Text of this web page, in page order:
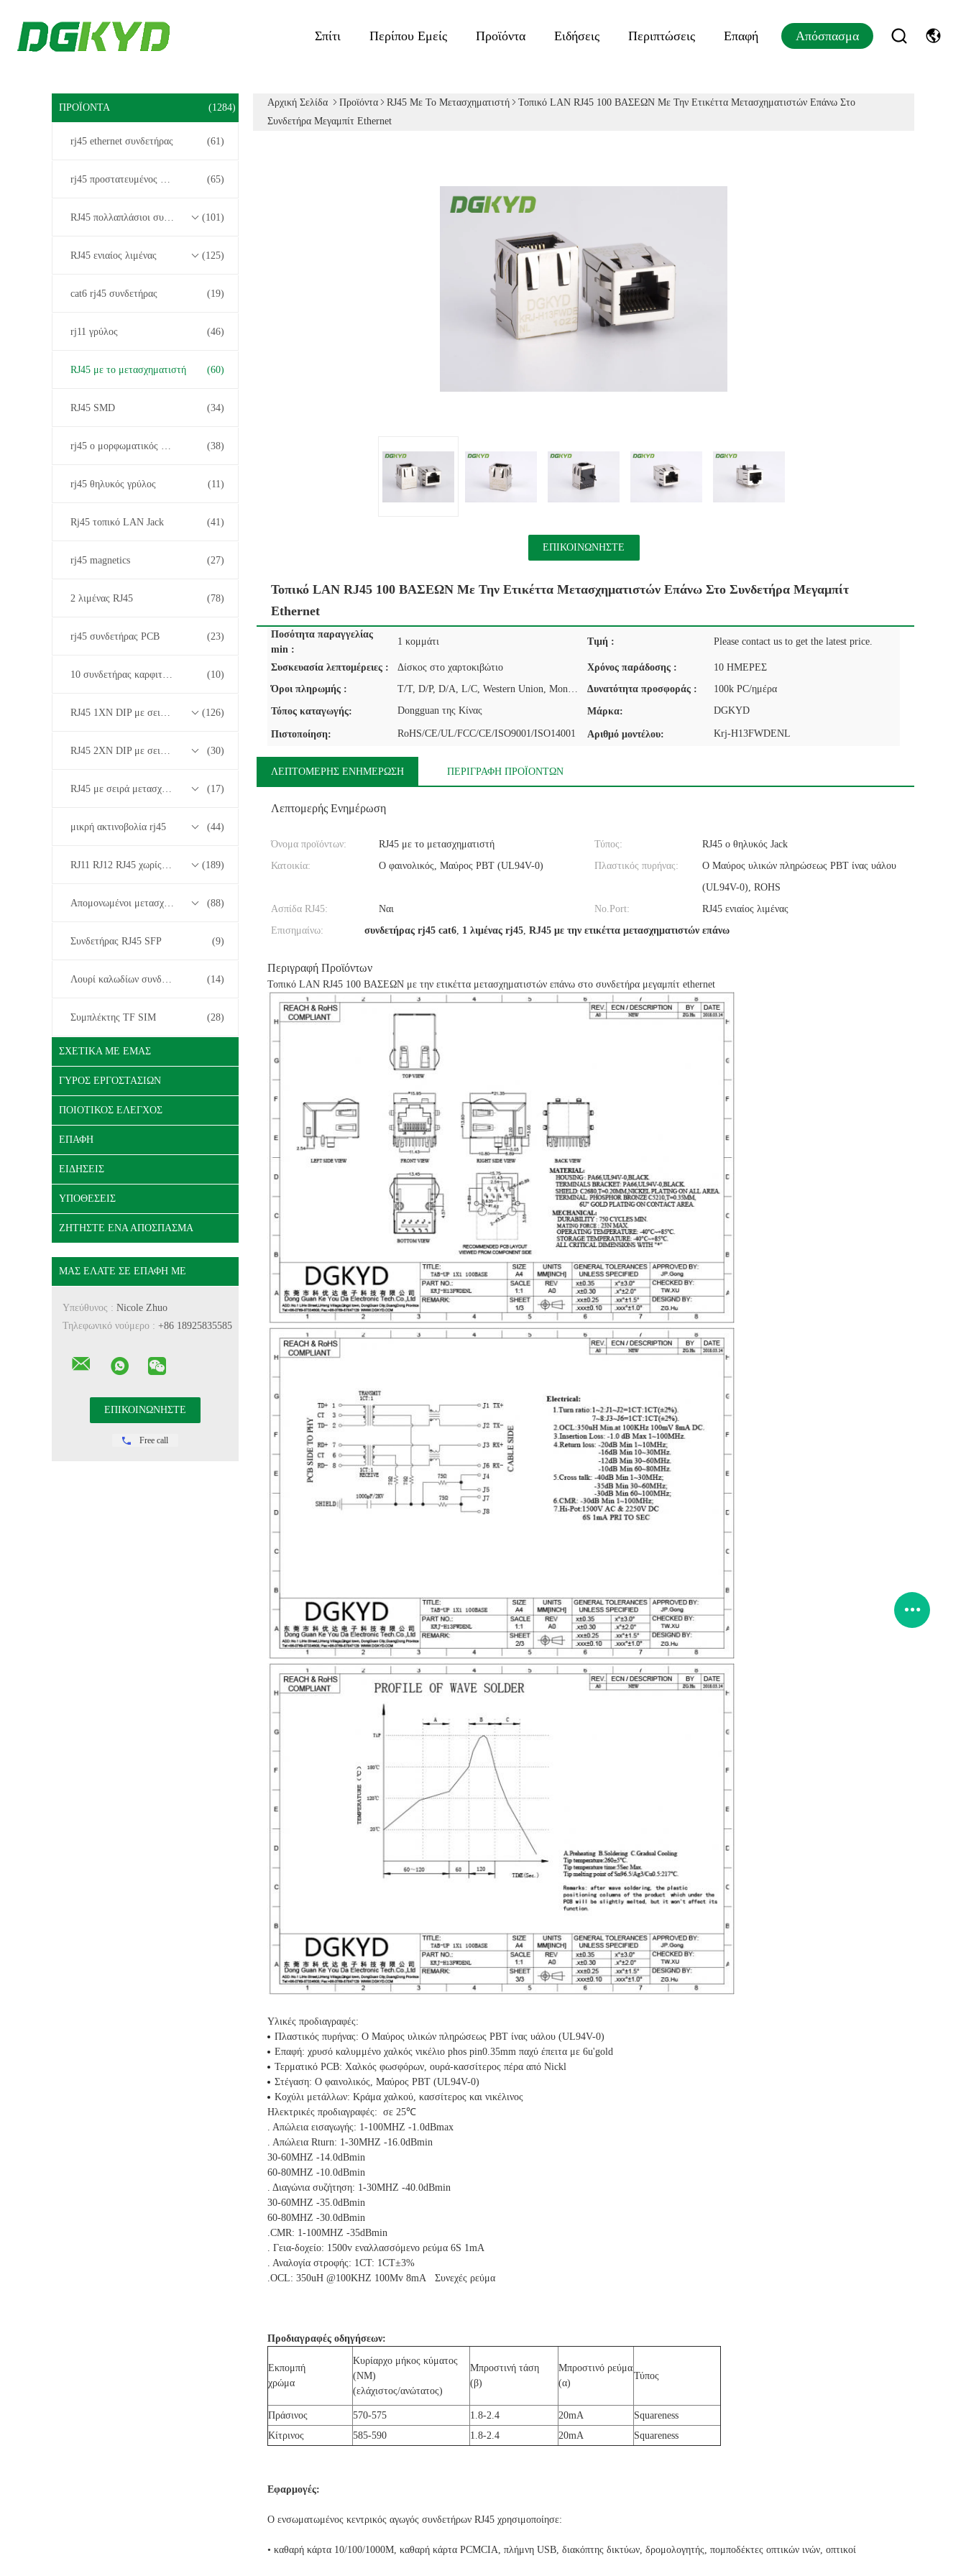
Σπίτι Περίπου Εμείς Προϊόντα Ειδήσεις Περιπτώσεις Επαφή Απόσπασμα
ΠΡΟΪΌΝΤΑ (1284)
rj45 ethernet συνδετήρας (61)
rj45 προστατευμένος συνδετήρας (65)
RJ45 πολλαπλάσιοι συνδετήρες λιμένων (101)
RJ45 ενιαίος λιμένας (125)
cat6 rj45 συνδετήρας (19)
rj11 γρύλος (46)
RJ45 με το μετασχηματιστή (60)
RJ45 SMD (34)
rj45 ο μορφωματικός Jack (38)
rj45 θηλυκός γρύλος (11)
Rj45 τοπικό LAN Jack (41)
rj45 magnetics (27)
2 λιμένας RJ45 (78)
rj45 συνδετήρας PCB (23)
10 συνδετήρας καρφιτσών RJ45 (10)
RJ45 1XN DIP με σειρά μετασχηματιστών βάσης-T 10/100/1000M (126)
RJ45 2XN DIP με σειρά μετασχηματιστών βάσης-T 10/100/1000M (30)
RJ45 με σειρά μετασχηματιστών 2.5G/5G/10G Base-T (17)
μικρή ακτινοβολία rj45 (44)
RJ11 RJ12 RJ45 χωρίς σειρά μετασχηματιστών (189)
Απομονωμένοι μετασχηματιστές (88)
Συνδετήρας RJ45 SFP (9)
Λουρί καλωδίων συνδετήρων (14)
Συμπλέκτης TF SIM (28)
ΣΧΕΤΙΚΆ ΜΕ ΕΜΆΣ
ΓΎΡΟΣ ΕΡΓΟΣΤΑΣΊΩΝ
ΠΟΙΟΤΙΚΌΣ ΈΛΕΓΧΟΣ
ΕΠΑΦΉ
ΕΙΔΉΣΕΙΣ
ΥΠΟΘΈΣΕΙΣ
ΖΗΤΉΣΤΕ ΈΝΑ ΑΠΌΣΠΑΣΜΑ
ΜΑΣ ΕΛΆΤΕ ΣΕ ΕΠΑΦΉ ΜΕ
Υπεύθυνος : Nicole Zhuo
Τηλεφωνικό νούμερο : +86 18925835585
Free call
Αρχική Σελίδα Προϊόντα RJ45 Με Το Μετασχηματιστή
Τοπικό LAN RJ45 100 ΒΑΣΕΩΝ Με Την Ετικέττα Μετασχηματιστών Επάνω Στο
Συνδετήρα Μεγαμπίτ Ethernet
ΕΠΙΚΟΙΝΩΝΉΣΤΕ
Τοπικό LAN RJ45 100 ΒΑΣΕΩΝ Με Την Ετικέττα Μετασχηματιστών Επάνω Στο Συνδετήρα Μεγαμπίτ
Ethernet
Ποσότητα παραγγελίας
min :
1 κομμάτι Τιμή : Please contact us to get the latest price.
Συσκευασία λεπτομέρειες : Δίσκος στο χαρτοκιβώτιο Χρόνος παράδοσης :
10 ΗΜΕΡΕΣ
Όροι πληρωμής :
T/T, D/P, D/A, L/C, Western Union, MoneyGram Δυνατότητα προσφοράς : 100k PC/ημέρα
Τόπος καταγωγής: Dongguan της Κίνας Μάρκα: DGKYD
Πιστοποίηση: RoHS/CE/UL/FCC/CE/ISO9001/ISO14001 Αριθμό μοντέλου: Krj-H13FWDENL
ΛΕΠΤΟΜΕΡΉΣ ΕΝΗΜΈΡΩΣΗ ΠΕΡΙΓΡΑΦΉ ΠΡΟΪΌΝΤΩΝ
Λεπτομερής Ενημέρωση
Όνομα προϊόντων: RJ45 με το μετασχηματιστή Τύπος:
RJ45 ο θηλυκός Jack
Κατοικία:
Ο φαινολικός, Μαύρος PBT (UL94V-0) Πλαστικός πυρήνας:
Ο Μαύρος υλικών πληρώσεως PBT ίνας υάλου
(UL94V-0), ROHS
Ασπίδα RJ45:
Ναι No.Port:
RJ45 ενιαίος λιμένας
Επισημαίνω:
συνδετήρας rj45 cat6, 1 λιμένας rj45, RJ45 με την ετικέττα μετασχηματιστών επάνω
Περιγραφή Προϊόντων
Τοπικό LAN RJ45 100 ΒΑΣΕΩΝ με την ετικέττα μετασχηματιστών επάνω στο συνδετήρα μεγαμπίτ ethernet
Υλικές προδιαγραφές:
Πλαστικός πυρήνας: Ο Μαύρος υλικών πληρώσεως PBT ίνας υάλου (UL94V-0)
Επαφή: χρυσό καλυμμένο χαλκός νικέλιο phos pin0.35mm παχύ έπειτα με 6u'gold
Τερματικό PCB: Χαλκός φωσφόρων, ουρά-κασσίτερος πέρα από Nickl
Στέγαση: Ο φαινολικός, Μαύρος PBT (UL94V-0)
Κοχύλι μετάλλων: Κράμα χαλκού, κασσίτερος και νικέλινος
Ηλεκτρικές προδιαγραφές: σε 25℃
. Απώλεια εισαγωγής: 1-100MHZ -1.0dBmax
. Απώλεια Rturn: 1-30MHZ -16.0dBmin
30-60MHZ -14.0dBmin
60-80MHZ -10.0dBmin
. Διαγώνια συζήτηση: 1-30MHZ -40.0dBmin
30-60MHZ -35.0dBmin
60-80MHZ -30.0dBmin
.CMR: 1-100MHZ -35dBmin
. Γεια-δοχείο: 1500v εναλλασσόμενο ρεύμα 6S 1mA
. Αναλογία στροφής: 1CT: 1CT±3%
.OCL: 350uH @100KHZ 100Mv 8mA Συνεχές ρεύμα
Προδιαγραφές οδηγήσεων:
Εκπομπή
χρώμα
Κυρίαρχο μήκος κύματος
(NM)
(ελάχιστος/ανώτατος)
Μπροστινή τάση
(β)
Μπροστινό ρεύμα
(α)
Τύπος
Πράσινος 570-575 1.8-2.4 20mA
Squareness
Κίτρινος
585-590 1.8-2.4 20mA Squareness
Εφαρμογές:
Ο ενσωματωμένος κεντρικός αγωγός συνδετήρων RJ45 χρησιμοποίησε:
• καθαρή κάρτα 10/100/1000M, καθαρή κάρτα PCMCIA, πλήμνη USB, διακόπτης δικτύων, δρομολογητής, πομποδέκτες οπτικών ινών, οπτικοί